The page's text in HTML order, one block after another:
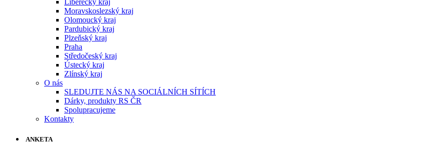
Moravskoslezský kraj
Olomoucký kraj
Pardubický kraj
Plzeňský kraj
Praha
Středočeský kraj
Ústecký kraj
Zlínský kraj
O nás
SLEDUJTE NÁS NA SOCIÁLNÍCH SÍTÍCH
Dárky, produkty RS ČR
Spolupracujeme
Kontakty
ANKETA